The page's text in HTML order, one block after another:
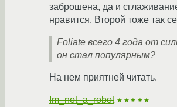
заброшена, да и
нравится. Второй тоже так
Foliate всего 4 года от
он стал популярным?
На нем приятней читать.
Im_not_a_robot ★★★★★